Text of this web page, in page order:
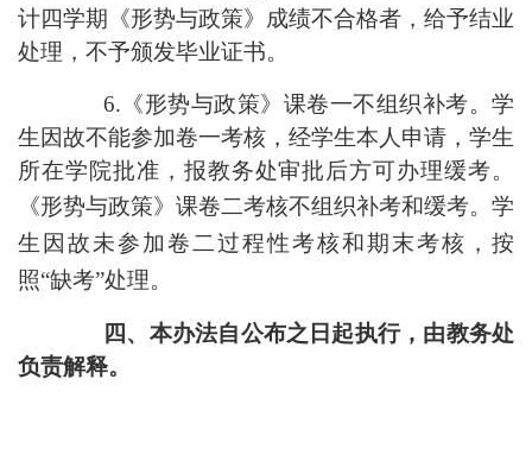
计四学期 《形势与政策》 成绩不合格者 ，给予结业
处理，不予颁发毕业证书。
6. 《形势与政策》 课卷一不组织补考。学
生因故不能参加卷一考核，经学生本人申请，学生
所在学院批准，报教务处审批后方可办理缓考。
《形势与政策》 课卷二考核不组织补考和缓考。学
生因故未参加卷二过程性考核和期末考核，按
照“缺考”处理。
四 、本办法自公布之日起执行，由教务处
负责解释。